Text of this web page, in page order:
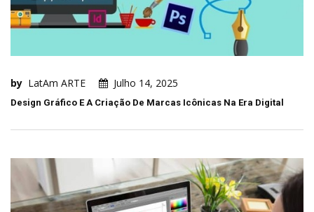
by LatAm ARTE Julho 14, 2025
Design Gráfico E A Criação De Marcas Icônicas Na Era Digital